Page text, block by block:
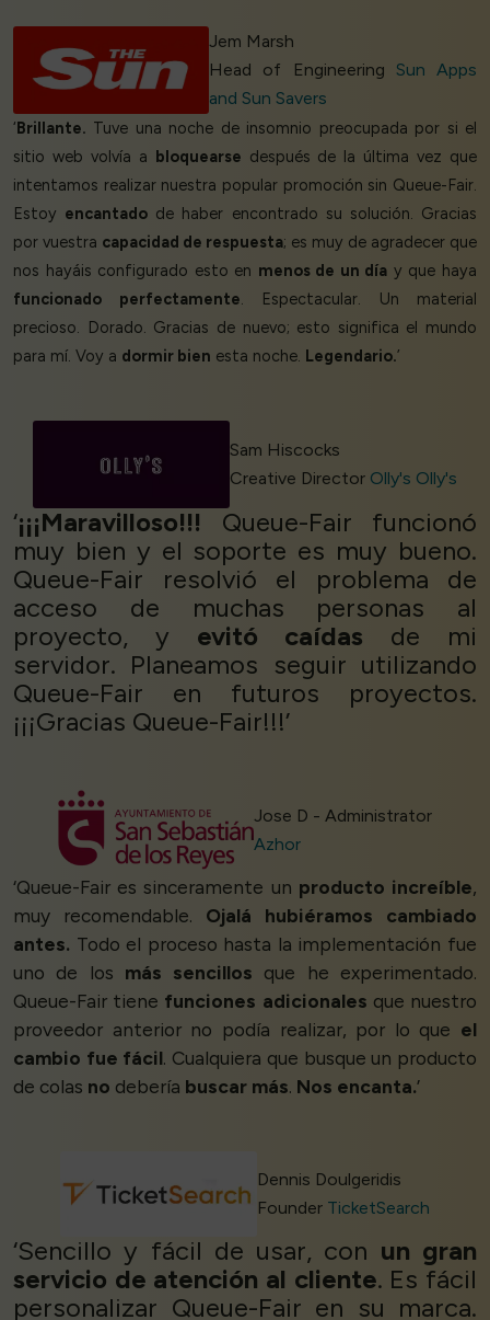
Jem Marsh
Head of Engineering Sun Apps
and Sun Savers
‘ Brillante. Tuve una noche de insomnio preocupada por si el
sitio web volvía a
bloquearse después de la última vez que
intentamos realizar nuestra popular promoción sin Queue-Fair.
Estoy encantado de haber encontrado su solución. Gracias
por vuestra capacidad de respuesta; es muy de agradecer que
nos hayáis configurado esto en menos de un día y que haya
funcionado perfectamente. Espectacular. Un material
precioso. Dorado. Gracias de nuevo; esto significa el mundo
para mí. Voy a dormir bien esta noche. Legendario.’
Sam Hiscocks
Creative Director Olly's Olly's
‘¡¡¡Maravilloso!!! Queue-Fair funcionó
muy bien y el soporte es muy bueno.
Queue-Fair resolvió el problema de
acceso de muchas personas al
proyecto, y evitó caídas de mi
servidor. Planeamos seguir utilizando
Queue-Fair en futuros proyectos.
¡¡¡Gracias Queue-Fair!!!’
Jose D - Administrator
Azhor
‘Queue-Fair es sinceramente un producto increíble,
muy recomendable. Ojalá hubiéramos cambiado
antes. Todo el proceso hasta la implementación fue
uno de los más sencillos que he experimentado.
Queue-Fair tiene funciones adicionales que nuestro
proveedor anterior no podía realizar, por lo que el
cambio fue fácil. Cualquiera que busque un producto
de colas no debería buscar más. Nos encanta.’
Dennis Doulgeridis
Founder TicketSearch
‘Sencillo y fácil de usar, con un gran
servicio de atención al cliente. Es fácil
personalizar Queue-Fair en su marca.